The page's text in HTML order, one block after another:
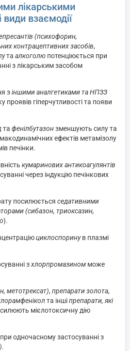
лікарськими
взаємодії
(психофорин,
контрацептивних засобів,
та алкоголю потенціюється при
з лікарським засобом
зіншими аналгетиками та НПЗЗ
проявів гіперчутливості та появи
та фенілбутазонзменшують силу та
ефектів метамізолу
печінки.
кумаринових антикоагулянтів
через індукцію печінкових
посилюється седативними
(сибазон, триоксазин,
).
циклоспоринув плазмі
зхлорпромазином може
метотрексат), препарати золота,
та іншіпрепарати, які
мієлотоксичну дію
одночасному застосуванні з
.